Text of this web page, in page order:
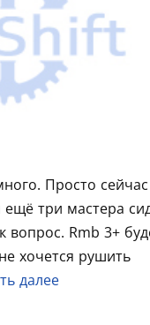
Просто сейчас
три мастера
вопрос. Rmb 3+
хочется рушить
далее